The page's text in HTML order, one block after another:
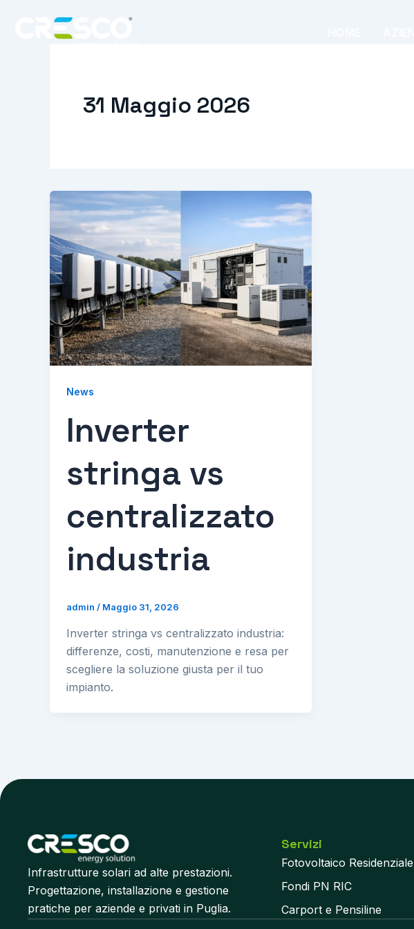
31 Maggio 2026
News
Inverter
stringa vs
centralizzato
industria
admin / Maggio 31, 2026
Inverter stringa vs centralizzato industria:
differenze, costi, manutenzione e resa per
scegliere la soluzione giusta per il tuo
impianto.
Infrastrutture solari ad alte prestazioni.
Progettazione, installazione e gestione
pratiche per aziende e privati in Puglia.
Servizi
Fotovoltaico Residenziale
Fondi PN RIC
Carport e Pensiline